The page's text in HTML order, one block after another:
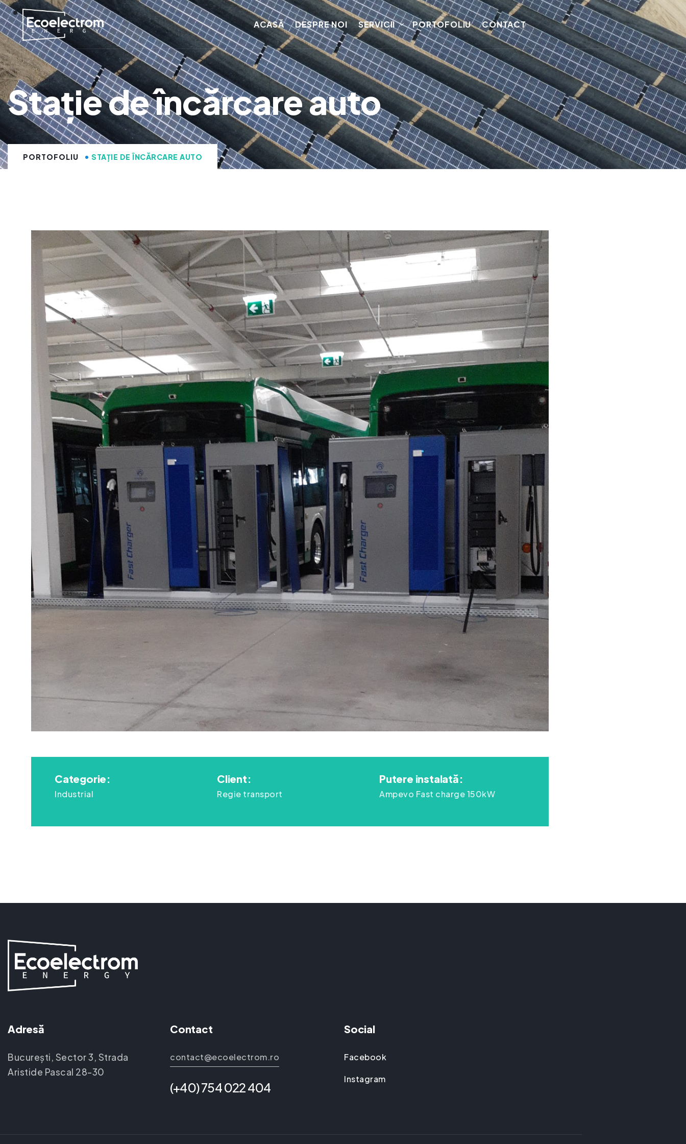
ACASĂ DESPRE NOI SERVICII PORTOFOLIU CONTACT
Stație de încărcare auto
PORTOFOLIU STAȚIE DE ÎNCĂRCARE AUTO
Categorie:
Industrial
Client:
Regie transport
Putere instalată:
Ampevo Fast charge 150kW
Adresă
București, Sector 3, Strada
Aristide Pascal 28-30
Contact
contact@ecoelectrom.ro
(+40) 754 022 404
Social
Facebook
Instagram